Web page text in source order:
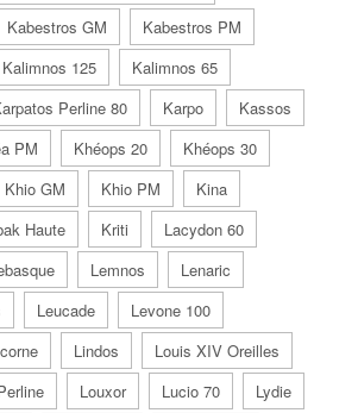
Kabestros GM
Kabestros PM
Kalimnos 125
Kalimnos 65
Perline 80 Karpo
Kassos
PM Khéops 20
Khéops 30
Khio GM Khio PM
Kina
Haute Kriti
Lacydon 60
Lemnos
Lenaric
Leucade
Levone 100
Lindos
Louis XIV Oreilles
Louxor Lucio 70
Lydie